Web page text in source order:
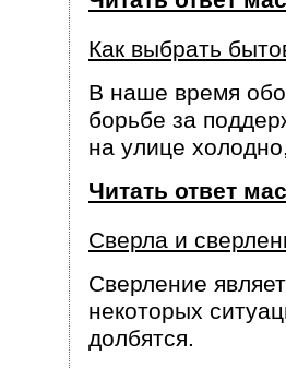
Как выбрать
В наше время
борьбе за
на улице
Читать ответ
Сверла и
Сверление
некоторых
долбятся.